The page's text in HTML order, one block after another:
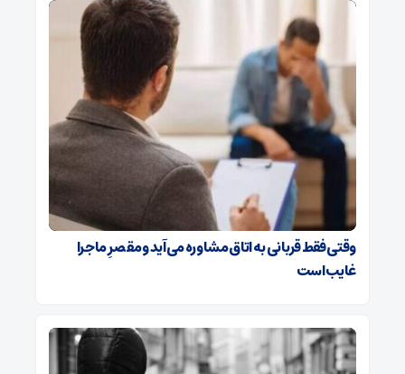
وقتی فقط قربانی به اتاق مشاوره می‌آید و مقصرِ ماجرا
غایب است